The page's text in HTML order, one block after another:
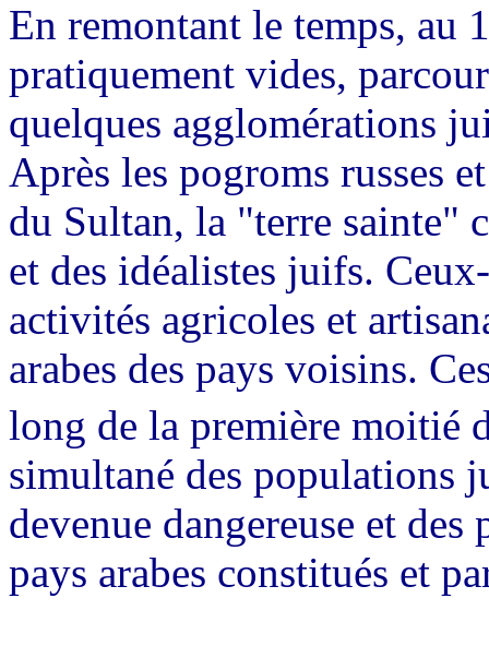
En remontant le temps, au
pratiquement vides,
quelques agglomérations
Après les pogroms russes
du Sultan, la "terre sainte"
et des idéalistes juifs.
activités agricoles et
arabes des pays voisins.
long de la première moitié
simultané des populations
devenue dangereuse et
pays arabes constitués et